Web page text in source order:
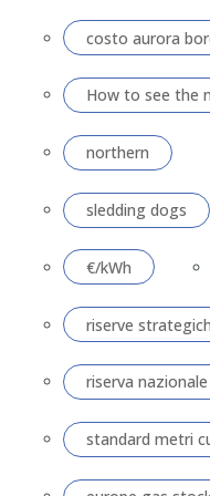
costo aurora
How to see the
northern
sledding dogs
€/kWh
riserve
riserva
standard metri